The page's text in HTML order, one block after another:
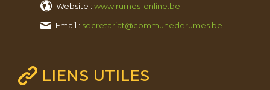
Website : www.rumes-online.be
Email : secretariat@communederumes.be
LIENS UTILES